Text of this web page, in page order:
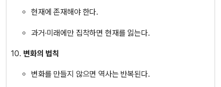
현재에 존재해야 한다.
과거·미래에만 집착하면 현재를 잃는다.
변화의 법칙
변화를 만들지 않으면 역사는 반복된다.